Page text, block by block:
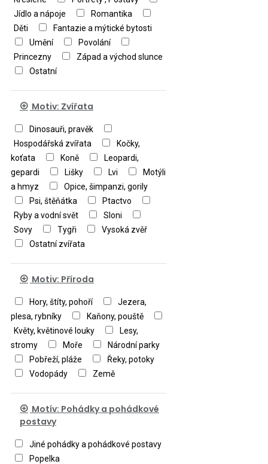
Jídlo a nápoje
Romantika
Děti
Fantazie a mýtické bytosti
Umění
Povolání
Princezny
Západ a východ slunce
Ostatní
Motiv: Zvířata
Dinosauři, pravěk
Hospodářská zvířata
Kočky,
koťata
Koně
Leopardi,
gepardi
Lišky Lvi
Motýli
a hmyz
Opice, šimpanzi, gorily
Psi, štěňátka
Ptactvo
Ryby a vodní svět
Sloni
Sovy
Tygři
Vysoká zvěř
Ostatní zvířata
Motiv: Příroda
Hory, štíty, pohoří
Jezera,
plesa, rybníky
Kaňony, pouště
Květy, květinové louky
Lesy,
stromy
Moře
Národní parky
Pobřeží, pláže
Řeky, potoky
Vodopády
Země
Motív: Pohádky a pohádkové
postavy
Jiné pohádky a pohádkové postavy
Popelka